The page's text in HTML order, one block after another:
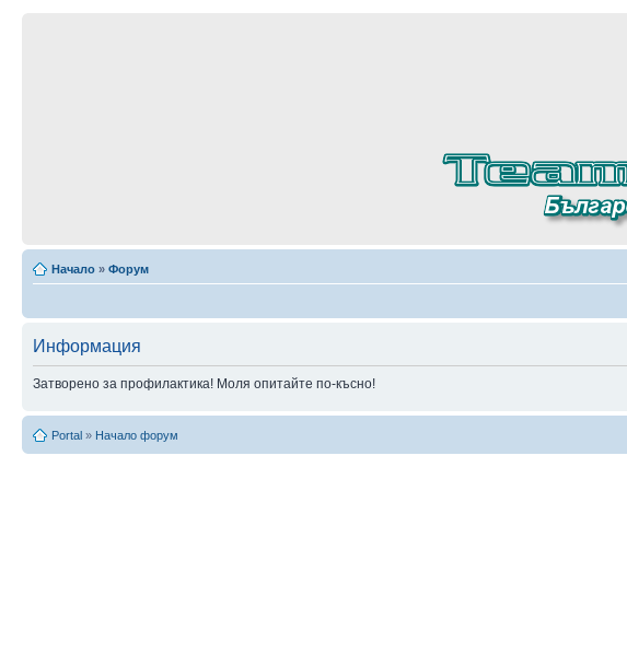
Начало » Форум
Информация
Затворено за профилактика! Моля опитайте по-късно!
Portal » Начало форум